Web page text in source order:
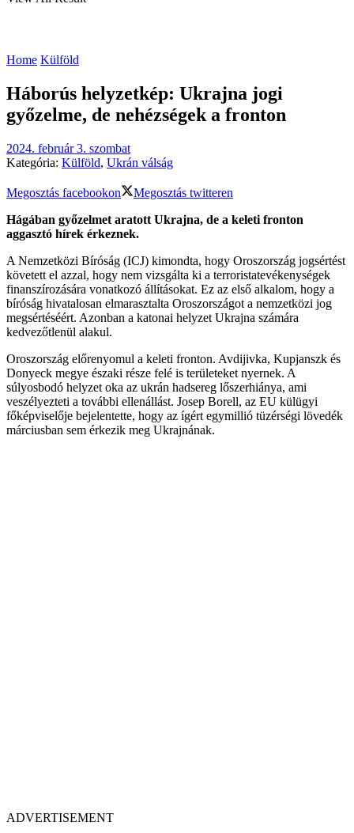
Home Külföld
Háborús helyzetkép: Ukrajna jogi
győzelme, de nehézségek a fronton
2024. február 3. szombat
Kategória: Külföld, Ukrán válság
Megosztás facebookon
Megosztás twitteren
Hágában győzelmet aratott Ukrajna, de a keleti fronton
aggasztó hírek érkeznek.
A Nemzetközi Bíróság (ICJ) kimondta, hogy Oroszország jogsértést
követett el azzal, hogy nem vizsgálta ki a terroristatevékenységek
finanszírozására vonatkozó állításokat. Ez az első alkalom, hogy a
bíróság hivatalosan elmarasztalta Oroszországot a nemzetközi jog
megsértéséért. Azonban a katonai helyzet Ukrajna számára
kedvezőtlenül alakul.
Oroszország előrenyomul a keleti fronton. Avdijivka, Kupjanszk és
Donyeck megye északi része felé is területeket nyernek. A
súlyosbodó helyzet oka az ukrán hadsereg lőszerhiánya, ami
veszélyezteti a további ellenállást. Josep Borell, az EU külügyi
főképviselője bejelentette, hogy az ígért egymillió tüzérségi lövedék
márciusban sem érkezik meg Ukrajnának.
ADVERTISEMENT